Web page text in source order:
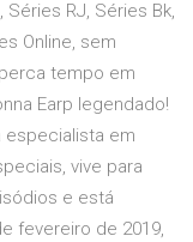
RJ, Séries Bk,
Online, sem
tempo em
Earp legendado!
especialista em
vive para
e está
fevereiro de 2019,